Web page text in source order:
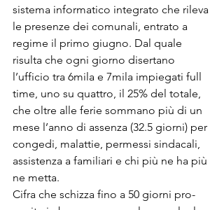
sistema informatico integrato che rileva
le presenze dei comunali, entrato a
regime il primo giugno. Dal quale
risulta che ogni giorno disertano
l’ufficio tra 6mila e 7mila impiegati full
time, uno su quattro, il 25% del totale,
che oltre alle ferie sommano più di un
mese l’anno di assenza (32.5 giorni) per
congedi, malattie, permessi sindacali,
assistenza a familiari e chi più ne ha più
ne metta.
Cifra che schizza fino a 50 giorni pro-